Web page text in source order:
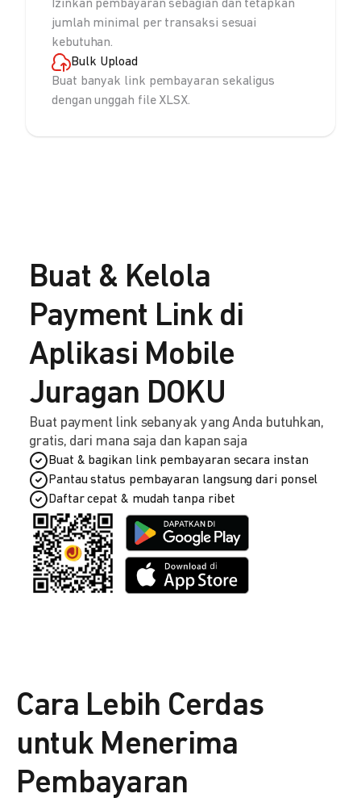
Izinkan pembayaran sebagian dan tetapkan
jumlah minimal per transaksi sesuai
kebutuhan.
Bulk Upload
Buat banyak link pembayaran sekaligus
dengan unggah file XLSX.
Buat & Kelola
Payment Link di
Aplikasi Mobile
Juragan DOKU
Buat payment link sebanyak yang Anda butuhkan,
gratis, dari mana saja dan kapan saja
Buat & bagikan link pembayaran secara instan
Pantau status pembayaran langsung dari ponsel
Daftar cepat & mudah tanpa ribet
Cara Lebih Cerdas
untuk Menerima
Pembayaran